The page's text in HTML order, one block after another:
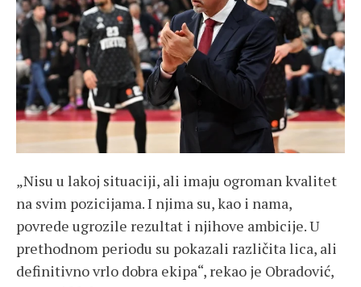
„Nisu u lakoj situaciji, ali imaju ogroman kvalitet
na svim pozicijama. I njima su, kao i nama,
povrede ugrozile rezultat i njihove ambicije. U
prethodnom periodu su pokazali različita lica, ali
definitivno vrlo dobra ekipa“, rekao je Obradović,